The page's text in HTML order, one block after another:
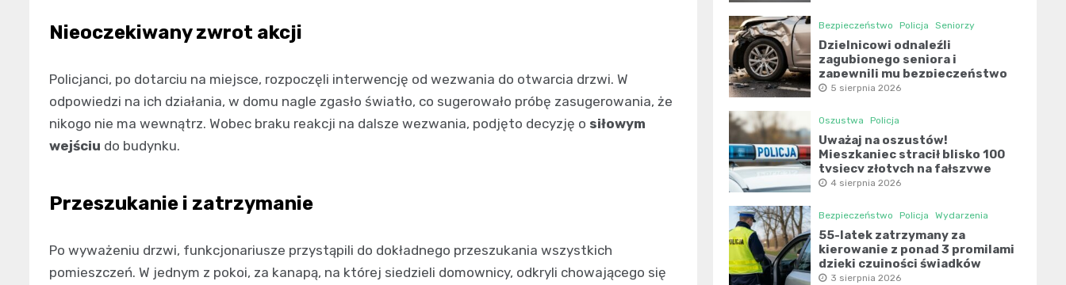
Nieoczekiwany zwrot akcji
Policjanci, po dotarciu na miejsce, rozpoczęli interwencję od wezwania do otwarcia drzwi. W
odpowiedzi na ich działania, w domu nagle zgasło światło, co sugerowało próbę zasugerowania, że
nikogo nie ma wewnątrz. Wobec braku reakcji na dalsze wezwania, podjęto decyzję o siłowym
wejściu do budynku.
Przeszukanie i zatrzymanie
Po wyważeniu drzwi, funkcjonariusze przystąpili do dokładnego przeszukania wszystkich
pomieszczeń. W jednym z pokoi, za kanapą, na której siedzieli domownicy, odkryli chowającego się
Bezpieczeństwo Policja Seniorzy
Dzielnicowi odnaleźli
zagubionego seniora i
zapewnili mu bezpieczeństwo
5 sierpnia 2026
Oszustwa Policja
Uważaj na oszustów!
Mieszkaniec stracił blisko 100
tysięcy złotych na fałszywe
inwestycje
4 sierpnia 2026
Bezpieczeństwo Policja Wydarzenia
55-latek zatrzymany za
kierowanie z ponad 3 promilami
dzięki czujności świadków
3 sierpnia 2026